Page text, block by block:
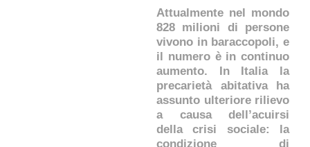
Attualmente nel mondo
828 milioni di persone
vivono in baraccopoli, e
il numero è in continuo
aumento. In Italia la
precarietà abitativa ha
assunto ulteriore rilievo
a causa dell’acuirsi
della crisi sociale: la
condizione di